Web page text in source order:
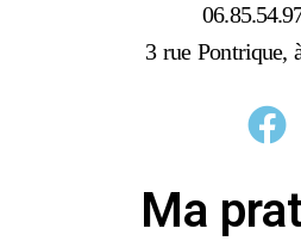
3 rue Pontrique,
Ma